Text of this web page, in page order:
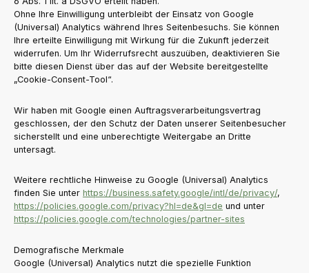
Ohne Ihre Einwilligung unterbleibt der Einsatz von Google
(Universal) Analytics während Ihres Seitenbesuchs. Sie können
Ihre erteilte Einwilligung mit Wirkung für die Zukunft jederzeit
widerrufen. Um Ihr Widerrufsrecht auszuüben, deaktivieren Sie
bitte diesen Dienst über das auf der Website bereitgestellte
„Cookie-Consent-Tool“.
Wir haben mit Google einen Auftragsverarbeitungsvertrag
geschlossen, der den Schutz der Daten unserer Seitenbesucher
sicherstellt und eine unberechtigte Weitergabe an Dritte
untersagt.
Weitere rechtliche Hinweise zu Google (Universal) Analytics
finden Sie unter https://business.safety.google/intl/de/privacy/,
https://policies.google.com/privacy?hl=de&gl=de und unter
https://policies.google.com/technologies/partner-sites
Demografische Merkmale
Google (Universal) Analytics nutzt die spezielle Funktion